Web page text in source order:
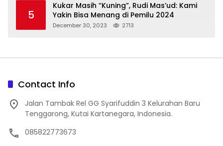
5
Kukar Masih “Kuning”, Rudi Mas’ud: Kami
Yakin Bisa Menang di Pemilu 2024
December 30, 2023 2713
Contact Info
Jalan Tambak Rel GG Syarifuddin 3 Kelurahan Baru
Tenggarong, Kutai Kartanegara, Indonesia.
085822773673